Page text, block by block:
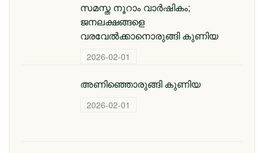
സമസ്ത നൂറാം വാര്‍ഷികം;
ജനലക്ഷങ്ങളെ
വരവേല്‍ക്കാനൊരുങ്ങി കുണിയ
2026-02-01
അണിഞ്ഞൊരുങ്ങി കുണിയ
2026-02-01